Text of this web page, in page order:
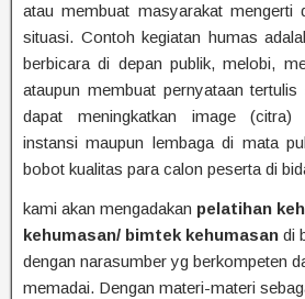
atau membuat masyarakat mengerti
situasi. Contoh kegiatan humas
berbicara di depan publik, melobi,
ataupun membuat pernyataan
dapat meningkatkan image (citra)
instansi maupun lembaga di mata
bobot kualitas para calon peserta di
kami akan mengadakan pelatihan
kehumasan/ bimtek kehumasan di
dengan narasumber yg berkompeten
memadai. Dengan materi-materi